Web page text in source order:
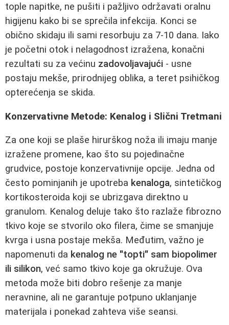
tople napitke, ne pušiti i pažljivo održavati oralnu
higijenu kako bi se sprečila infekcija. Konci se
obično skidaju ili sami resorbuju za 7-10 dana. Iako
je početni otok i nelagodnost izražena, konačni
rezultati su za većinu zadovoljavajući - usne
postaju mekše, prirodnijeg oblika, a teret psihičkog
opterećenja se skida.
Konzervativne Metode: Kenalog i Slični Tretmani
Za one koji se plaše hirurškog noža ili imaju manje
izražene promene, kao što su pojedinačne
grudvice, postoje konzervativnije opcije. Jedna od
često pominjanih je upotreba kenaloga, sintetičkog
kortikosteroida koji se ubrizgava direktno u
granulom. Kenalog deluje tako što razlaže fibrozno
tkivo koje se stvorilo oko filera, čime se smanjuje
kvrga i usna postaje mekša. Međutim, važno je
napomenuti da kenalog ne "topti" sam biopolimer
ili silikon, već samo tkivo koje ga okružuje. Ova
metoda može biti dobro rešenje za manje
neravnine, ali ne garantuje potpuno uklanjanje
materijala i ponekad zahteva više seansi.